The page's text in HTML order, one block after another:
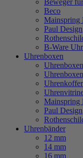
Beweger
Beco
Mainspring
Paul Design
B-Ware
Uhrenboxen
Uhrenkoffer
Mainspring
Paul Design
Uhrenbänder
12 mm
14 mm
16 mm